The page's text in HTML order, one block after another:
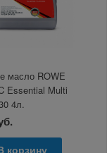
масло ROWE
Essential Multi
4л.
корзину